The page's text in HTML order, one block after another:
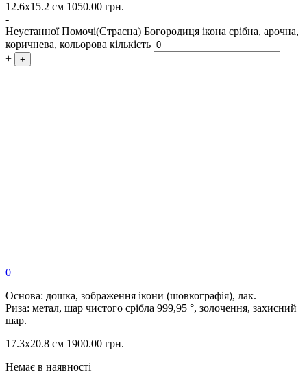
12.6х15.2 см 1050.00 грн.
-
Неустанної Помочі(Страсна) Богородиця ікона срібна, арочна,
коричнева, кольорова кількість
+
+
0
Основа: дошка, зображення ікони (шовкографія), лак.
Риза: метал, шар чистого срібла 999,95 °, золочення, захисний
шар.
17.3х20.8 см 1900.00 грн.
Немає в наявності